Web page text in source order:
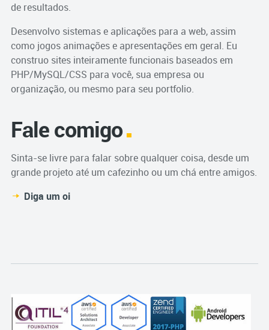
de resultados.
Desenvolvo sistemas e aplicações para a web, assim
como jogos animações e apresentações em geral. Eu
construo sites inteiramente funcionais baseados em
PHP/MySQL/CSS para você, sua empresa ou
organização, ou mesmo para seu portfolio.
Fale comigo
Sinta-se livre para falar sobre qualquer coisa, desde um
grande projeto até um cafezinho ou um chá entre amigos.
Diga um oi